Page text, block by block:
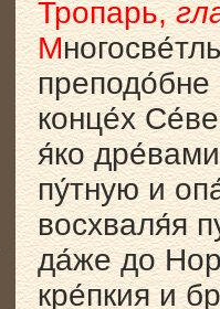
Тропарь,
М
конце́х
я́ко
пу́тную и
восхваля́я
да́же до
кре́пкия и